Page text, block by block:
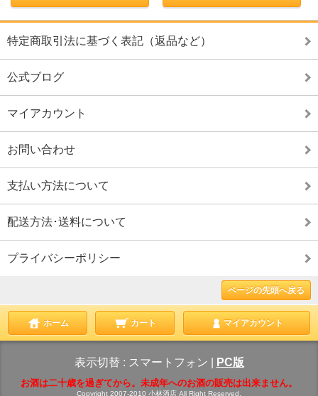
特定商取引法に基づく表記（返品など）
公式ブログ
マイアカウント
お問い合わせ
支払い方法について
配送方法･送料について
プライバシーポリシー
ページの先頭へ戻る
ホーム カート マイアカウント
表示切替 : スマートフォン PC版
お酒は二十歳を過ぎてから。未成年へのお酒の販売は出来ません。
Copyright 2007-2010 小林酒店 All Right Reserved.